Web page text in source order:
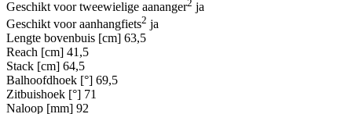
Geschikt voor tweewielige aananger2 ja
Geschikt voor aanhangfiets2 ja
Lengte bovenbuis [cm] 63,5
Reach [cm] 41,5
Stack [cm] 64,5
Balhoofdhoek [°] 69,5
Zitbuishoek [°] 71
Naloop [mm] 92